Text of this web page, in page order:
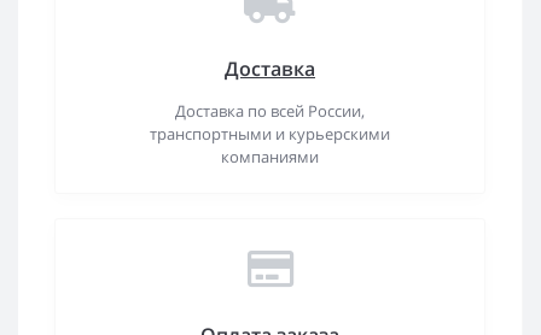
Доставка
Доставка по всей России,
транспортными и курьерскими
компаниями